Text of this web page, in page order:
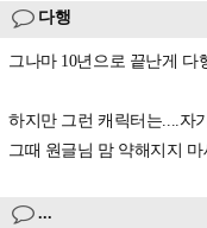
다행
그나마 10년으로 끝난게 다
하지만 그런 캐릭터는....자
그때 원글님 맘 약해지지 마
...